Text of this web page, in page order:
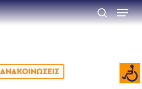
search
Menu
ΑΝΑΚΟΙΝΏΣΕΙΣ